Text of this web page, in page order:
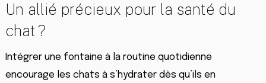
Un allié précieux pour la santé du
chat ?
Intégrer une fontaine à la routine quotidienne
encourage les chats à s’hydrater dès qu’ils en